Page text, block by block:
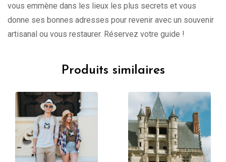
vous emmène dans les lieux les plus secrets et vous
donne ses bonnes adresses pour revenir avec un souvenir
artisanal ou vous restaurer. Réservez votre guide !
Produits similaires